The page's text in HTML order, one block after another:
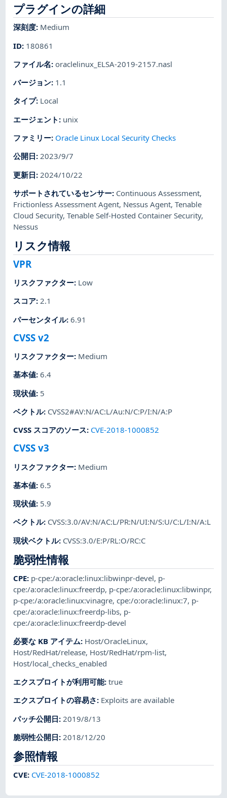
プラグインの詳細
深刻度: Medium
ID: 180861
ファイル名: oraclelinux_ELSA-2019-2157.nasl
バージョン: 1.1
タイプ: Local
エージェント : unix
ファミリー: Oracle Linux Local Security Checks
公開日:2023/9/7
更新日: 2024/10/22
サポートされているセンサー: Continuous Assessment,
Frictionless Assessment Agent, Nessus Agent,Tenable
Cloud Security,Tenable Self-Hosted Container Security,
Nessus
リスク情報
VPR
リスクファクター: Low
スコア:2.1
パーセンタイル:6.91
CVSS v2
リスクファクター: Medium
基本値:6.4
現状値: 5
ベクトル: CVSS2#AV:N/AC:L/Au:N/C:P/I:N/A:P
CVSS スコアのソース: CVE-2018-1000852
CVSS v3
リスクファクター: Medium
基本値:6.5
現状値: 5.9
ベクトル: CVSS:3.0/AV:N/AC:L/PR:N/UI:N/S:U/C:L/I:N/A:L
現状ベクトル: CVSS:3.0/E:P/RL:O/RC:C
脆弱性情報
CPE: p-cpe:/a:oracle:linux:libwinpr-devel, p-
cpe:/a:oracle:linux:freerdp, p-cpe:/a:oracle:linux:libwinpr,
p-cpe:/a:oracle:linux:vinagre,cpe:/o:oracle:linux:7, p-
cpe:/a:oracle:linux:freerdp-libs, p-
cpe:/a:oracle:linux:freerdp-devel
必要な KB アイテム: Host/OracleLinux,
Host/RedHat/release, Host/RedHat/rpm-list,
Host/local_checks_enabled
エクスプロイトが利用可能:true
エクスプロイトの容易さ: Exploits are available
パッチ公開日: 2019/8/13
脆弱性公開日:2018/12/20
参照情報
CVE: CVE-2018-1000852